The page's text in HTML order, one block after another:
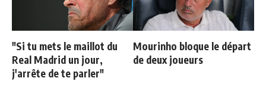
"Si tu mets le maillot du
Real Madrid un jour,
j'arrête de te parler"
Mourinho bloque le départ
de deux joueurs